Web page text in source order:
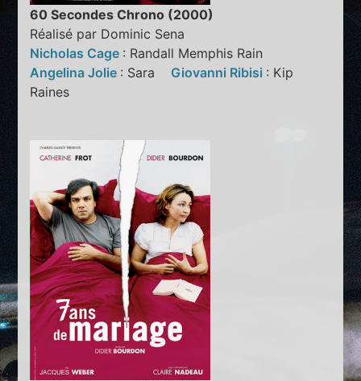
60 Secondes Chrono (2000)
Réalisé par Dominic Sena
Nicholas Cage : Randall Memphis Rain
Angelina Jolie : Sara Giovanni Ribisi : Kip
Raines